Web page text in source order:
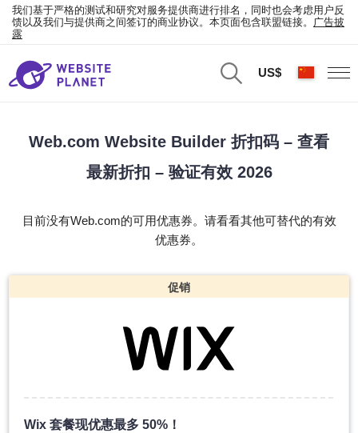
我们基于严格的测试和研究对服务提供商进行排名，同时也会考虑用户反
馈以及我们与提供商之间签订的商业协议。本页面包含联盟链接。 广告披
露
US$
Web.com Website Builder 折扣码 – 查看
最新折扣 – 验证有效 2026
目前没有Web.com的可用优惠券。请看看其他可替代的有效
优惠券。
促销
Wix 套餐现优惠最多 50%！